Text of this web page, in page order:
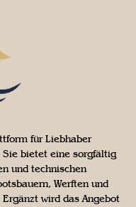
für Liebhaber
Sie bietet eine sorgfältig
und technischen
Werften und
wird das Angebot